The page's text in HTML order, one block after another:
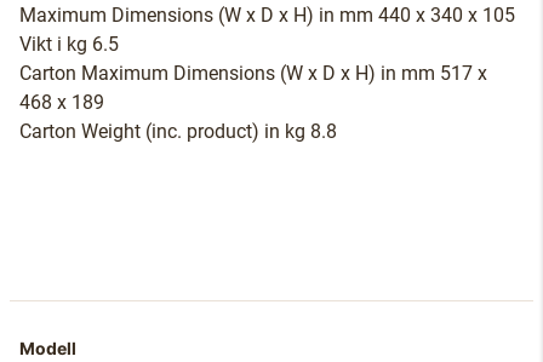
Maximum Dimensions (W x D x H) in mm 440 x 340 x 105
Vikt i kg 6.5
Carton Maximum Dimensions (W x D x H) in mm 517 x
468 x 189
Carton Weight (inc. product) in kg 8.8
Modell